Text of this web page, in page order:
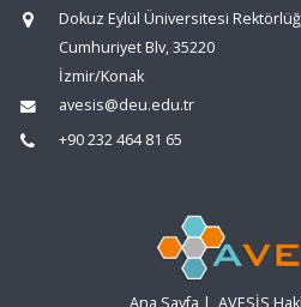
Dokuz Eylül Üniversitesi
Cumhuriyet Blv, 35220
İzmir/Konak
avesis@deu.edu.tr
+90 232 464 81 65
Ana Sayfa | AVESİS